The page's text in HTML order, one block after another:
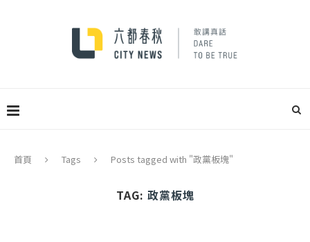
首頁 Tags Posts tagged with "政黨板塊"
TAG: 政黨板塊